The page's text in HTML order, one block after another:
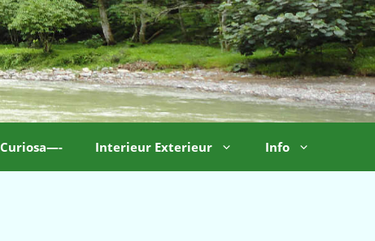
Curiosa—- Interieur Exterieur Info